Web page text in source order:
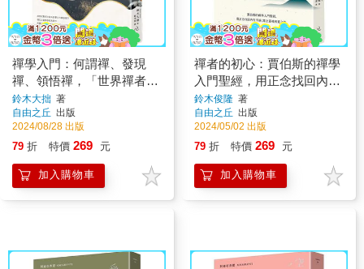
禪學入門：何謂禪、發現
禪、領悟禪，「世界禪者」
鈴木大拙最具影響力經典代
表作
鈴木大拙 著
自由之丘 出版
2024/08/28 出版
79 折 特價 269 元
加入購物車
禪者的初心：賈伯斯的禪學
入門聖經，用正念找回內在
平靜，踏上靈魂尋覓之旅
(二版)
鈴木俊隆 著
自由之丘 出版
2024/05/02 出版
79 折 特價 269 元
加入購物車